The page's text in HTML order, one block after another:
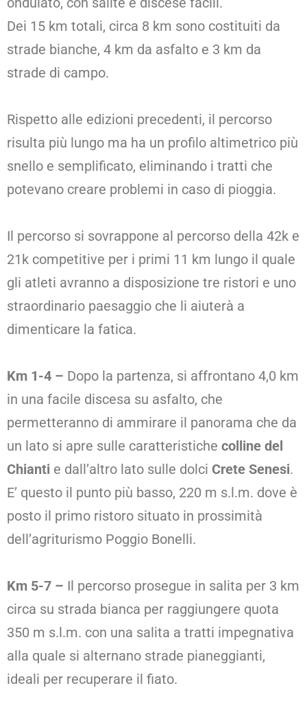
Dei 15 km totali, circa 8 km sono costituiti da
strade bianche, 4 km da asfalto e 3 km da
strade di campo.
Rispetto alle edizioni precedenti, il percorso
risulta più lungo ma ha un profilo altimetrico più
snello e semplificato, eliminando i tratti che
potevano creare problemi in caso di pioggia.
Il percorso si sovrappone al percorso della 42k e
21k competitive per i primi 11 km lungo il quale
gli atleti avranno a disposizione tre ristori e uno
straordinario paesaggio che li aiuterà a
dimenticare la fatica.
Km 1-4 – Dopo la partenza, si affrontano 4,0 km
in una facile discesa su asfalto, che
permetteranno di ammirare il panorama che da
un lato si apre sulle caratteristiche colline del
Chianti e dall’altro lato sulle dolci Crete Senesi.
E’ questo il punto più basso, 220 m s.l.m. dove è
posto il primo ristoro situato in prossimità
dell’agriturismo Poggio Bonelli.
Km 5-7 – Il percorso prosegue in salita per 3 km
circa su strada bianca per raggiungere quota
350 m s.l.m. con una salita a tratti impegnativa
alla quale si alternano strade pianeggianti,
ideali per recuperare il fiato.